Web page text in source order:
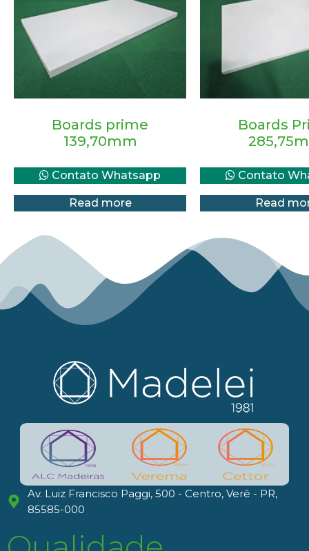
Boards prime
139,70mm
Contato Whatsapp
Read more
Boards
Contato
Read
Av. Luiz Francisco Paggi, 500 - Centro, Verê - PR,
85585-000